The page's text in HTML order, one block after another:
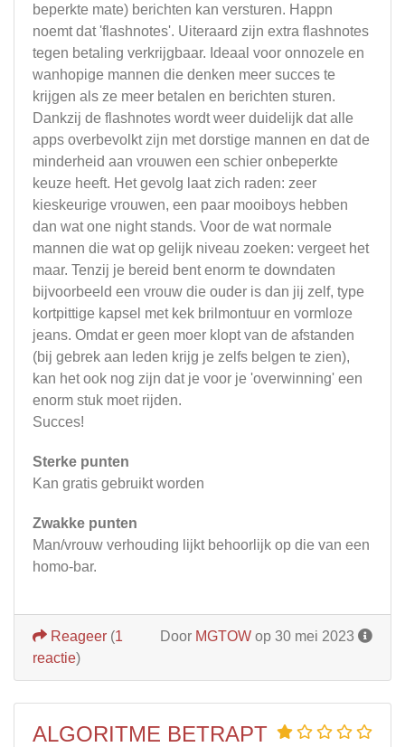
beperkte mate) berichten kan versturen. Happn
noemt dat 'flashnotes'. Uiteraard zijn extra flashnotes
tegen betaling verkrijgbaar. Ideaal voor onnozele en
wanhopige mannen die denken meer succes te
krijgen als ze meer betalen en berichten sturen.
Dankzij de flashnotes wordt weer duidelijk dat alle
apps overbevolkt zijn met dorstige mannen en dat de
minderheid aan vrouwen een schier onbeperkte
keuze heeft. Het gevolg laat zich raden: zeer
kieskeurige vrouwen, een paar mooiboys hebben
dan wat one night stands. Voor de wat normale
mannen die wat op gelijk niveau zoeken: vergeet het
maar. Tenzij je bereid bent enorm te downdaten
bijvoorbeeld een vrouw die ouder is dan jij zelf, type
kortpittige kapsel met kek brilmontuur en vormloze
jeans. Omdat er geen moer klopt van de afstanden
(bij gebrek aan leden krijg je zelfs belgen te zien),
kan het ook nog zijn dat je voor je 'overwinning' een
enorm stuk moet rijden.
Succes!
Sterke punten
Kan gratis gebruikt worden
Zwakke punten
Man/vrouw verhouding lijkt behoorlijk op die van een
homo-bar.
Door MGTOW op 30 mei 2023
Reageer (1
reactie)
ALGORITME BETRAPT